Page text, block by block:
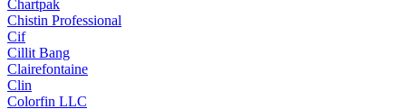
Chartpak
Chistin Professional
Cif
Cillit Bang
Clairefontaine
Clin
Colorfin LLC